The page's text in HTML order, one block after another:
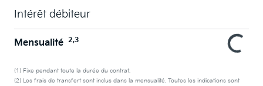
Intérêt débiteur
Mensualité 2,3
(1) Fixe pendant toute la durée du contrat.
(2) Les frais de transfert sont inclus dans la mensualité. Toutes les indications sont